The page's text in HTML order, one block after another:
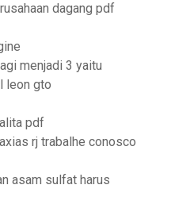
dagang pdf
menjadi 3 yaitu
leon gto
pdf
rj trabalhe conosco
asam sulfat harus